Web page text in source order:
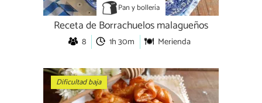
Pan y bollería
Receta de Borrachuelos malagueños
8 1h 30m Merienda
Dificultad baja